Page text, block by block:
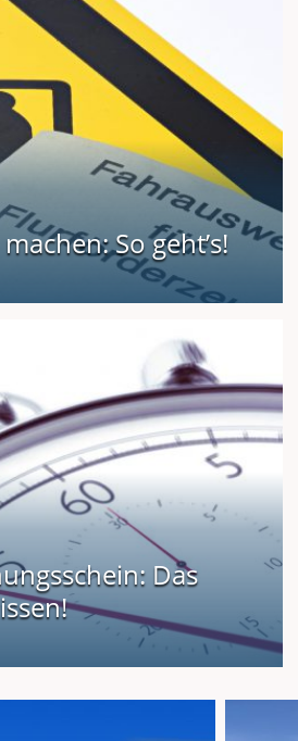
So geht’s!
Das